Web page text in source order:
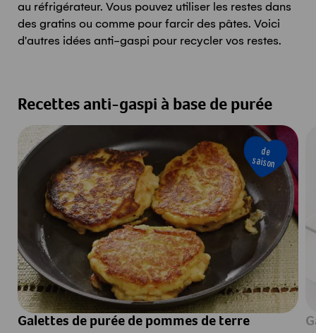
au réfrigérateur. Vous pouvez utiliser les restes dans
des gratins ou comme pour farcir des pâtes. Voici
d'autres idées anti-gaspi pour recycler vos restes.
Recettes anti-gaspi à base de purée
de
saison
Galettes de purée de pommes de terre